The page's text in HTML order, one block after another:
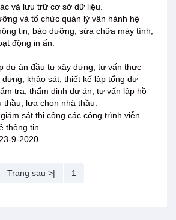
và lưu trữ cơ sở dữ liệu.
và tổ chức quản lý vân hành hệ
tin; bảo dưỡng, sửa chữa máy tính,
động in ấn.
dự án đầu tư xây dựng, tư vấn thực
khảo sát, thiết kế lập tổng dự
tra, thẩm định dự án, tư vấn lập hồ
lựa chọn nhà thầu.
sát thi công các công trình viễn
thông tin.
9-2020
Trang sau >| 1